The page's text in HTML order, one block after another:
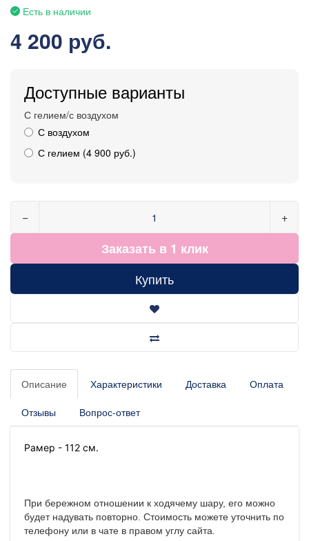
Есть в наличии
4 200 руб.
Доступные варианты
С гелием/с воздухом
С воздухом
С гелием (4 900 руб.)
− +
Заказать в 1 клик
Купить
Описание Характеристики Доставка Оплата
Отзывы Вопрос-ответ
Рамер - 112 см.
При бережном отношении к ходячему шару, его можно
будет надувать повторно. Стоимость можете уточнить по
телефону или в чате в правом углу сайта.